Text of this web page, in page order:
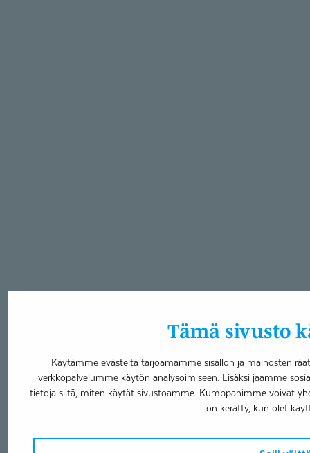
Tämä sivusto
Käytämme evästeitä tarjoamamme sisällön ja mainosten
verkkopalvelumme käytön analysoimiseen. Lisäksi jaamme
tietoja siitä, miten käytät sivustoamme. Kumppanimme voivat
on kerätty, kun olet